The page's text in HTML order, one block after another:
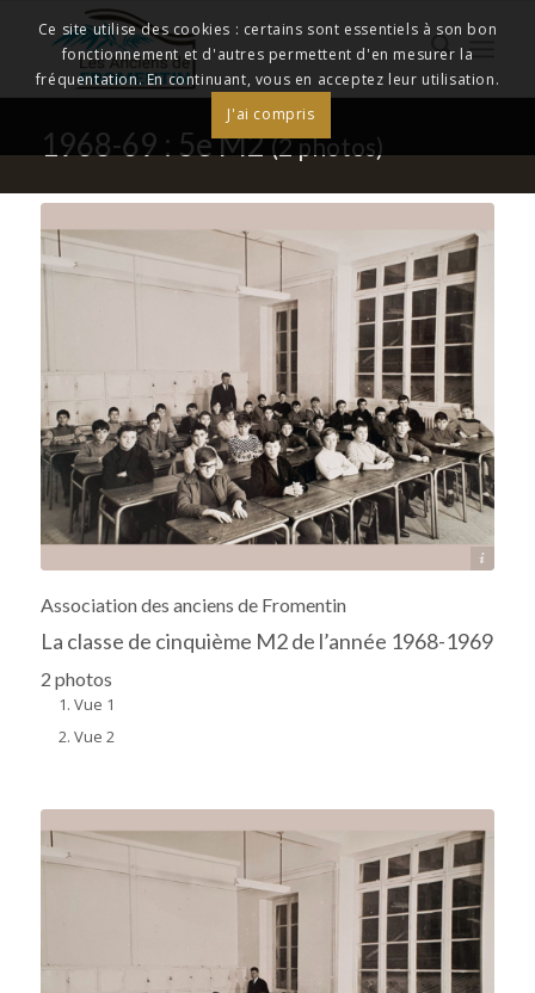
1968-69 : 5e M2(2 photos)
Association des anciens de Fromentin
La classe de cinquième M2 de l’année 1968-1969
2 photos
Vue 1
Vue 2
Ce site utilise des cookies : certains sont essentiels à son bon
fonctionnement et d'autres permettent d'en mesurer la
fréquentation. En continuant, vous en acceptez leur utilisation.
J'ai compris